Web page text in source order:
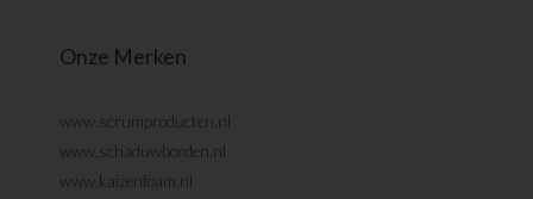
Onze Merken
www.scrumproducten.nl
www.schaduwborden.nl
www.kaizenfoam.nl